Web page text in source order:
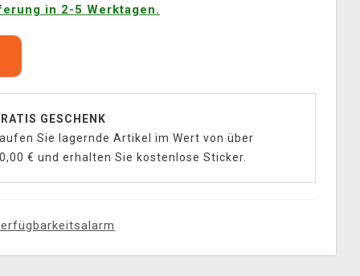
in 2-5 Werktagen.
GESCHENK
Sie lagernde Artikel im Wert von über
€ und erhalten Sie kostenlose Sticker.